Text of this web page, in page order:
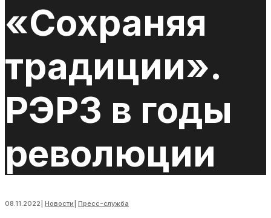
«Сохраняя
традиции».
РЭРЗ в годы
революции
08.11.2022 Новости Пресс-служба